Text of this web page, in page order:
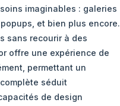
imaginables : galeries
et bien plus encore.
sans recourir à des
offre une expérience de
permettant un
séduit
de design